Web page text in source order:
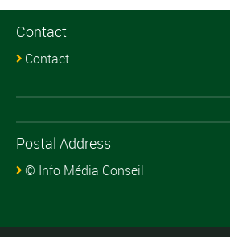
Contact
Contact
Postal Address
© Info Média Conseil